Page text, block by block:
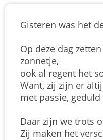
Gisteren was het
Op deze dag
zonnetje,
ook al regent het
Want, zij zijn er
met passie,
Daar zijn we trots
Zij maken het